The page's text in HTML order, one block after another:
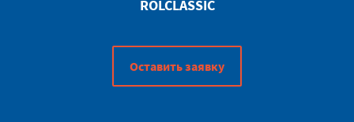
ROLCLASSIC
Оставить заявку